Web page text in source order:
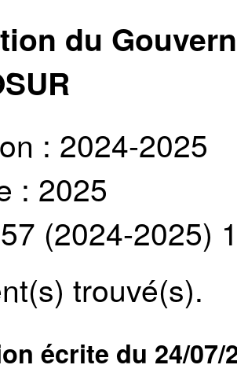
du
: 2024-2025
: 2025
(2024-2025)
trouvé(s).
écrite du 24/07/